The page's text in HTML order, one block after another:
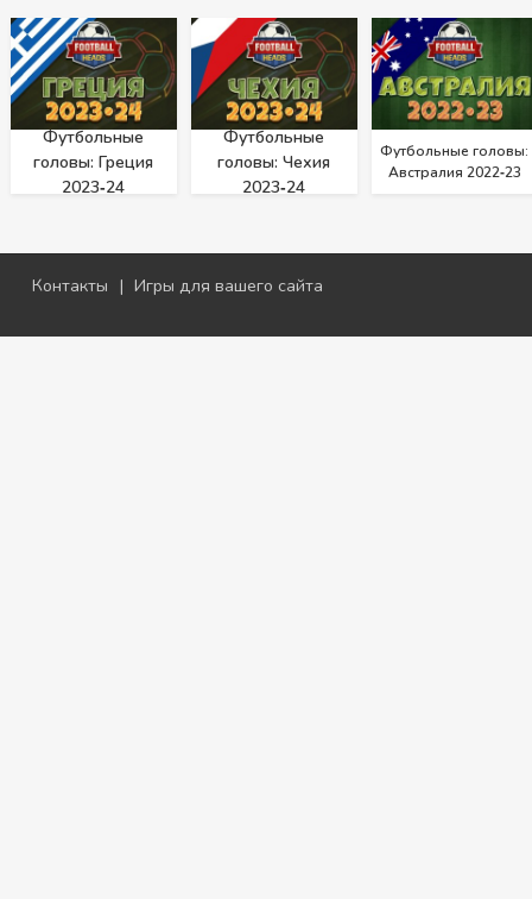
Футбольные
головы: Греция
2023‑24
Футбольные
головы: Чехия
2023‑24
Футбольные головы:
Австралия 2022‑23
Контакты | Игры для вашего сайта